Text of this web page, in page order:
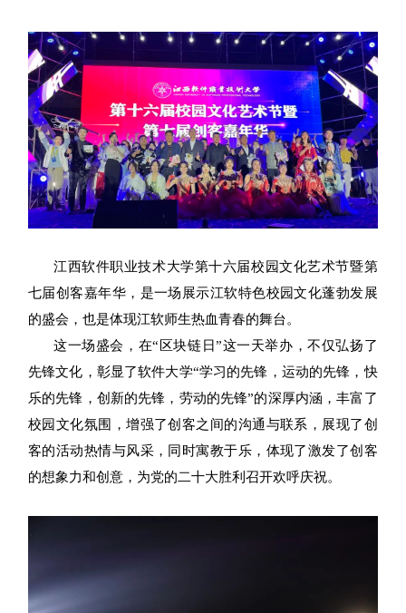
江西软件职业技术大学第十六届校园文化艺术节暨第
七届创客嘉年华，是一场展示江软特色校园文化蓬勃发展
的盛会，也是体现江软师生热血青春的舞台。
这一场盛会，在“区块链日”这一天举办，不仅弘扬了
先锋文化，彰显了软件大学“学习的先锋，运动的先锋，快
乐的先锋，创新的先锋，劳动的先锋”的深厚内涵，丰富了
校园文化氛围，增强了创客之间的沟通与联系，展现了创
客的活动热情与风采，同时寓教于乐，体现了激发了创客
的想象力和创意，为党的二十大胜利召开欢呼庆祝。